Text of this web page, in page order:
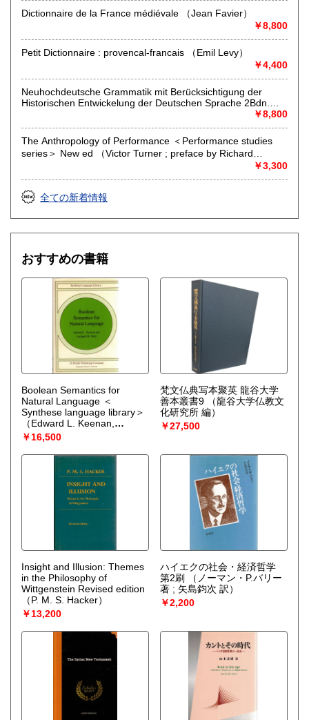
哲学宗教、歴史、自然科学、美術工芸、外国書
Dictionnaire de la France médiévale （Jean Favier）
￥8,800
Petit Dictionnaire : provencal-francais （Emil Levy）
￥4,400
Neuhochdeutsche Grammatik mit Berücksichtigung der
Historischen Entwickelung der Deutschen Sprache 2Bdn.
￥8,800
The Anthropology of Performance ＜Performance studies
series＞ New ed （Victor Turner ; preface by Richard
￥3,300
全ての新着情報
おすすめの書籍
Boolean Semantics for
Natural Language ＜
Synthese language library＞
（Edward L. Keenan,
Leonard M. Faltz）
￥16,500
梵文仏典写本聚英 龍谷大学
善本叢書9
（龍谷大学仏教文
化研究所 編）
￥27,500
Insight and Illusion: Themes
in the Philosophy of
Wittgenstein Revised edition
（P. M. S. Hacker）
￥13,200
ハイエクの社会・経済哲学
第2刷
（ノーマン・P.バリー
著 ; 矢島鈞次 訳）
￥2,200